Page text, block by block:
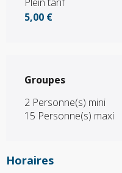
5,00 €
Groupes
Groupes
2 Personne(s) mini
15 Personne(s) maxi
Horaires